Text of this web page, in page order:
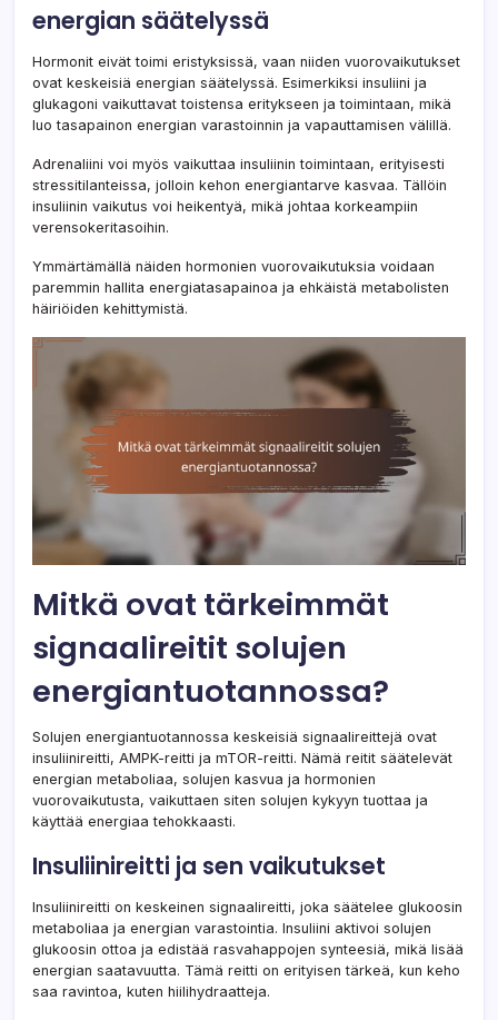
energian säätelyssä
Hormonit eivät toimi eristyksissä, vaan niiden vuorovaikutukset
ovat keskeisiä energian säätelyssä. Esimerkiksi insuliini ja
glukagoni vaikuttavat toistensa eritykseen ja toimintaan, mikä
luo tasapainon energian varastoinnin ja vapauttamisen välillä.
Adrenaliini voi myös vaikuttaa insuliinin toimintaan, erityisesti
stressitilanteissa, jolloin kehon energiantarve kasvaa. Tällöin
insuliinin vaikutus voi heikentyä, mikä johtaa korkeampiin
verensokeritasoihin.
Ymmärtämällä näiden hormonien vuorovaikutuksia voidaan
paremmin hallita energiatasapainoa ja ehkäistä metabolisten
häiriöiden kehittymistä.
Mitkä ovat tärkeimmät
signaalireitit solujen
energiantuotannossa?
Solujen energiantuotannossa keskeisiä signaalireittejä ovat
insuliinireitti, AMPK-reitti ja mTOR-reitti. Nämä reitit säätelevät
energian metaboliaa, solujen kasvua ja hormonien
vuorovaikutusta, vaikuttaen siten solujen kykyyn tuottaa ja
käyttää energiaa tehokkaasti.
Insuliinireitti ja sen vaikutukset
Insuliinireitti on keskeinen signaalireitti, joka säätelee glukoosin
metaboliaa ja energian varastointia. Insuliini aktivoi solujen
glukoosin ottoa ja edistää rasvahappojen synteesiä, mikä lisää
energian saatavuutta. Tämä reitti on erityisen tärkeä, kun keho
saa ravintoa, kuten hiilihydraatteja.